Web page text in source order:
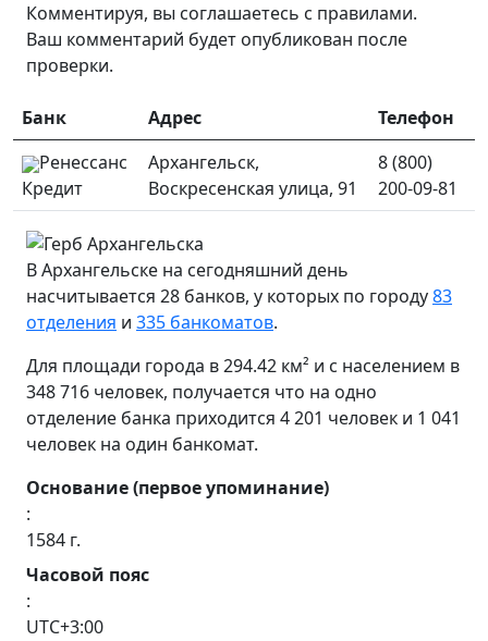
Комментируя, вы соглашаетесь c правилами.
Ваш комментарий будет опубликован после
проверки.
Банк Адрес
Телефон
Ренессанс
Кредит
Архангельск,
Воскресенская улица, 91
8 (800)
200-09-81
В Архангельске на сегодняшний день
насчитывается 28 банков, у которых по городу83
отделения и 335 банкоматов.
Для площади города в 294.42 км² и с населением в
348 716 человек, получается что на одно
отделение банка приходится 4 201 человек и 1 041
человек на один банкомат.
Основание (первое упоминание)
:
1584 г.
Часовой пояс
:
UTC+3:00